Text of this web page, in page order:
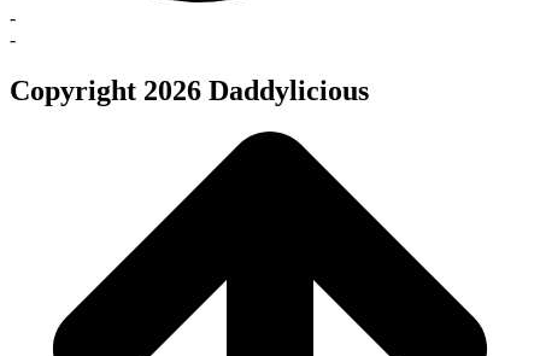
-
-
Copyright 2026 Daddylicious